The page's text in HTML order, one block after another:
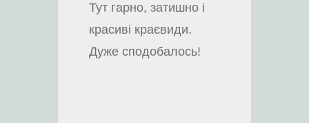
Тут гарно, затишно і
красиві краєвиди.
Дуже сподобалось!